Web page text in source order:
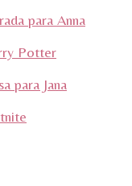
para Anna
Potter
para Jana